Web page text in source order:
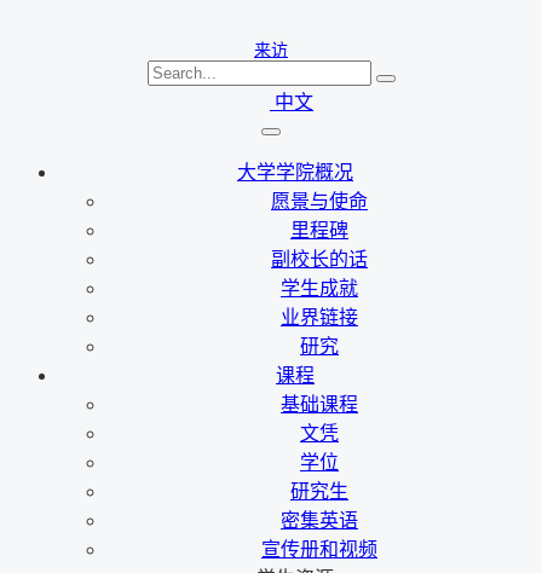
来访
中文
大学学院概况
愿景与使命
里程碑
副校长的话
学生成就
业界链接
研究
课程
基础课程
文凭
学位
研究生
密集英语
宣传册和视频